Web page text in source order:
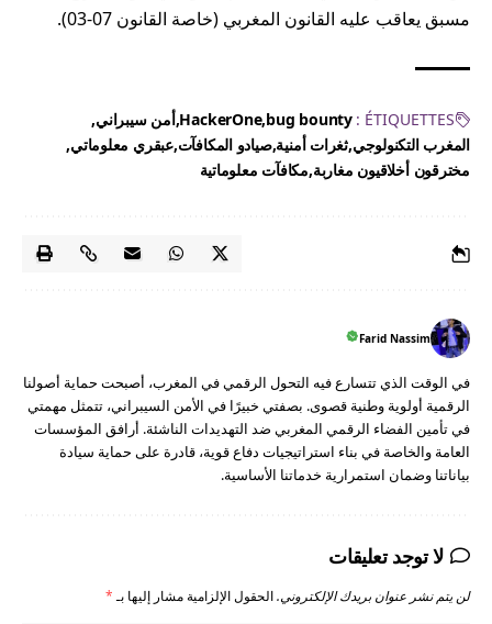
مسبق يعاقب عليه القانون المغربي (خاصة القانون 07-03).
ÉTIQUETTES :
bug bounty
HackerOne أمن سيبراني
المغرب التكنولوجي ثغرات أمنية صيادو المكافآت عبقري معلوماتي
مخترقون أخلاقيون مغاربة مكافآت معلوماتية
Farid Nassim
في الوقت الذي تتسارع فيه التحول الرقمي في المغرب، أصبحت حماية أصولنا
الرقمية أولوية وطنية قصوى. بصفتي خبيرًا في الأمن السيبراني، تتمثل مهمتي
في تأمين الفضاء الرقمي المغربي ضد التهديدات الناشئة. أرافق المؤسسات
العامة والخاصة في بناء استراتيجيات دفاع قوية، قادرة على حماية سيادة
بياناتنا وضمان استمرارية خدماتنا الأساسية.
لا توجد تعليقات
لن يتم نشر عنوان بريدك الإلكتروني.الحقول الإلزامية مشار إليها بـ*